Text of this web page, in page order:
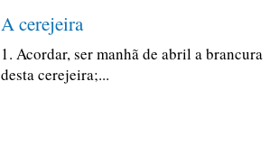
A cerejeira
1. Acordar, ser manhã de abril a brancura
desta cerejeira;...